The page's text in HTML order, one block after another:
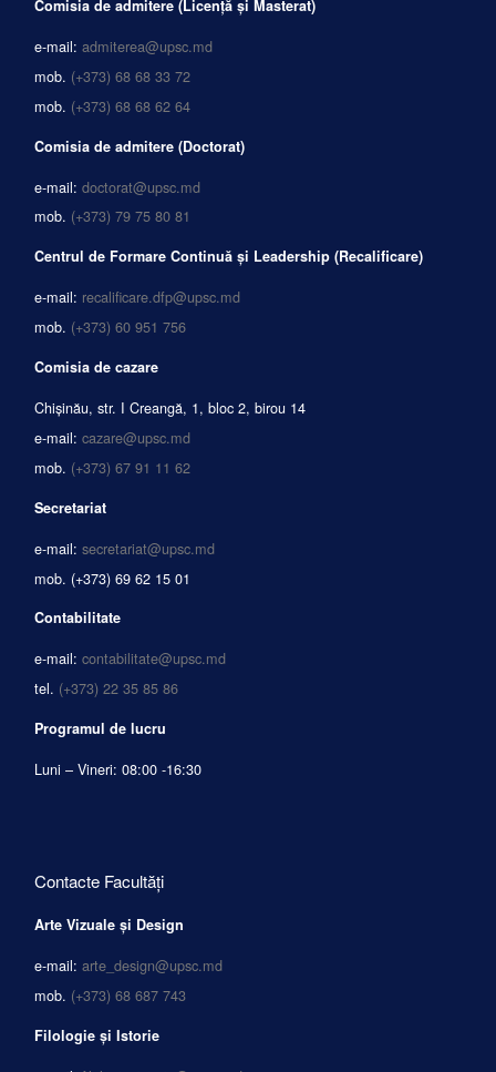
Comisia de admitere (Licență și Masterat)
e-mail: admiterea@upsc.md
mob. (+373) 68 68 33 72
mob. (+373) 68 68 62 64
Comisia de admitere (Doctorat)
e-mail: doctorat@upsc.md
mob. (+373) 79 75 80 81
Centrul de Formare Continuă și Leadership (Recalificare)
e-mail: recalificare.dfp@upsc.md
mob. (+373) 60 951 756
Comisia de cazare
Chișinău, str. I Creangă, 1, bloc 2, birou 14
e-mail: cazare@upsc.md
mob. (+373) 67 91 11 62
Secretariat
e-mail: secretariat@upsc.md
mob. (+373) 69 62 15 01
Contabilitate
e-mail: contabilitate@upsc.md
tel. (+373) 22 35 85 86
Programul de lucru
Luni – Vineri: 08:00 -16:30
Contacte Facultăți
Arte Vizuale și Design
e-mail: arte_design@upsc.md
mob. (+373) 68 687 743
Filologie și Istorie